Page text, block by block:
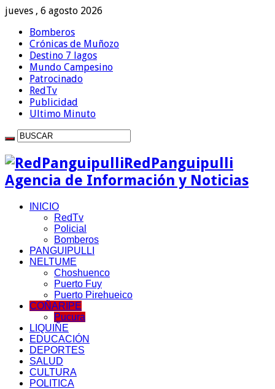
jueves , 6 agosto 2026
Bomberos
Crónicas de Muñozo
Destino 7 lagos
Mundo Campesino
Patrocinado
RedTv
Publicidad
Ultimo Minuto
RedPanguipulli
Agencia de Información y Noticias
INICIO
RedTv
Policial
Bomberos
PANGUIPULLI
NELTUME
Choshuenco
Puerto Fuy
Puerto Pirehueico
COÑARIPE
Pucura
LIQUIÑE
EDUCACIÓN
DEPORTES
SALUD
CULTURA
POLITICA